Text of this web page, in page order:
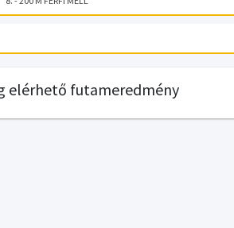
elérhető futameredmény